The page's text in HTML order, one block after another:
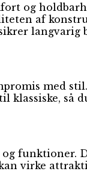
og
af
langvarig
med
funktioner.
virke